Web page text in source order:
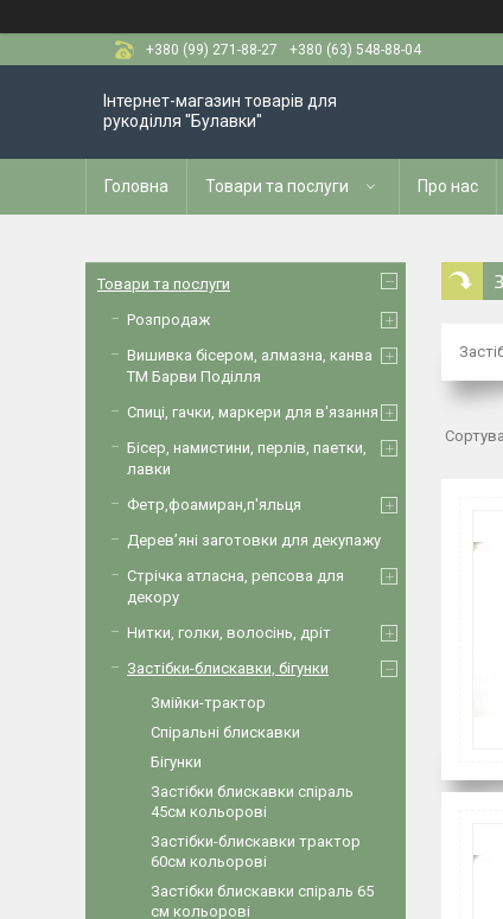
+380 (99) 271-88-27
+380 (63) 548-88-04
Інтернет-магазин товарів для
рукоділля "Булавки"
Головна Товари та послуги Про нас
Товари та послуги
Розпродаж
Вишивка бісером, алмазна, канва
ТМ Барви Поділля
Спиці, гачки, маркери для в'язання
Бісер, намистини, перлів, паетки,
лавки
Фетр,фоамиран,п'яльця
Дерев’яні заготовки для декупажу
Стрічка атласна, репсова для
декору
Нитки, голки, волосінь, дріт
Застібки-блискавки, бігунки
Змійки-трактор
Спіральні блискавки
Бігунки
Застібки блискавки спіраль
45см кольорові
Застібки-блискавки трактор
60см кольорові
Застібки блискавки спіраль 65
см кольорові